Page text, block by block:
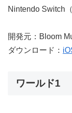
Nintendo Switch
開発元：Bloom
ダウンロード：
ワールド1